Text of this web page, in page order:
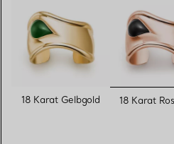
18 Karat Gelbgold 18 Karat